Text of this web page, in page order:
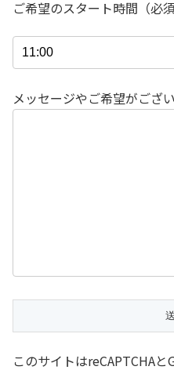
ご希望のスタート時間（必
メッセージやご希望がござ
このサイトはreCAPTCHA